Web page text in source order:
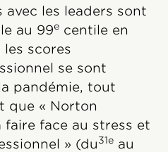
avec les leaders sont
au 99e centile en
scores
se sont
pandémie, tout
que « Norton
faire face au stress et
» (du31e au